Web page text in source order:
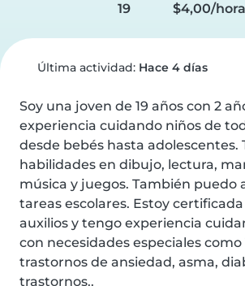
19
$4,00/hora
Última actividad: Hace 4 días
Soy una joven de 19 años con 2
experiencia cuidando niños de
desde bebés hasta adolescentes.
habilidades en dibujo, lectura,
música y juegos. También puedo
tareas escolares. Estoy
auxilios y tengo experiencia
con necesidades especiales como
trastornos de ansiedad, asma,
trastornos..